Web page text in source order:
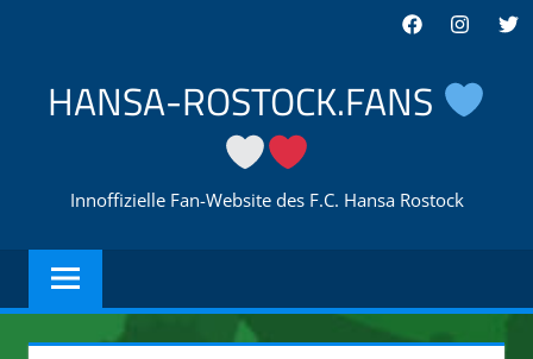
springen
Facebook
HANSA-ROSTOCK.FANS
Innoffizielle Fan-Website des F.C. Hansa Rostock